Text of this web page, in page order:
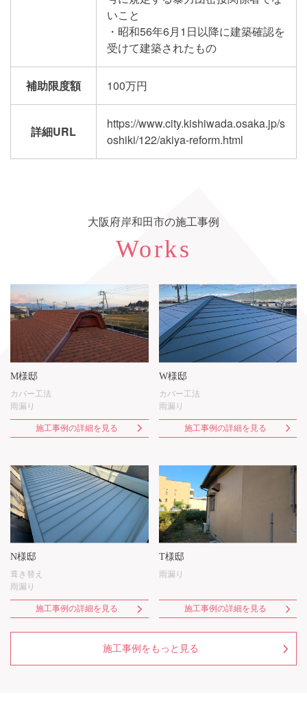
いこと
・昭和56年6月1日以降に建築確認を
受けて建築されたもの
補助限度額 100万円
詳細URL
https://www.city.kishiwada.osaka.jp/s
oshiki/122/akiya-reform.html
大阪府岸和田市の施工事例
Works
M様邸
カバー工法
雨漏り
施工事例の詳細を見る
W様邸
カバー工法
雨漏り
施工事例の詳細を見る
N様邸
葺き替え
雨漏り
施工事例の詳細を見る
T様邸
雨漏り
施工事例の詳細を見る
施工事例をもっと見る